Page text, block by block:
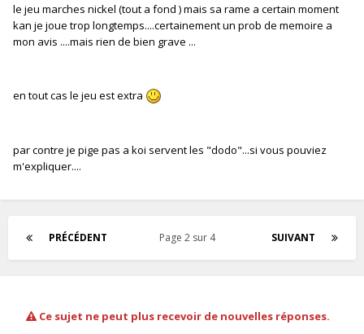
le jeu marches nickel (tout a fond ) mais sa rame a certain moment
kan je joue trop longtemps....certainement un prob de memoire a
mon avis ....mais rien de bien grave ...
en tout cas le jeu est extra
par contre je pige pas a koi servent les "dodo"...si vous pouviez
m'expliquer....
PRÉCÉDENT SUIVANT
Page 2 sur 4
Ce sujet ne peut plus recevoir de nouvelles réponses.